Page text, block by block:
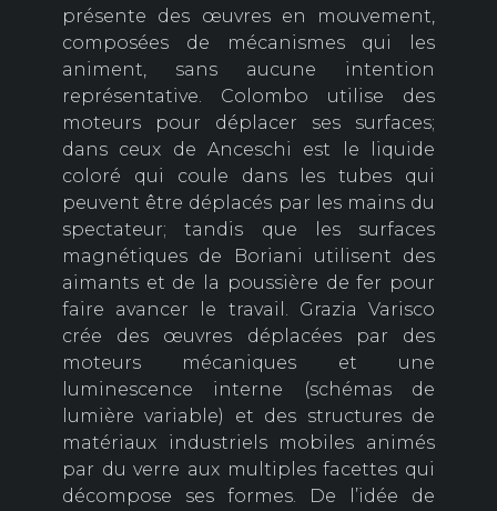
présente des œuvres en mouvement,
composées de mécanismes qui les
animent, sans aucune intention
représentative. Colombo utilise des
moteurs pour déplacer ses surfaces;
dans ceux de Anceschi est le liquide
coloré qui coule dans les tubes qui
peuvent être déplacés par les mains du
spectateur; tandis que les surfaces
magnétiques de Boriani utilisent des
aimants et de la poussière de fer pour
faire avancer le travail. Grazia Varisco
crée des œuvres déplacées par des
moteurs mécaniques et une
luminescence interne (schémas de
lumière variable) et des structures de
matériaux industriels mobiles animés
par du verre aux multiples facettes qui
décompose ses formes. De l’idée de